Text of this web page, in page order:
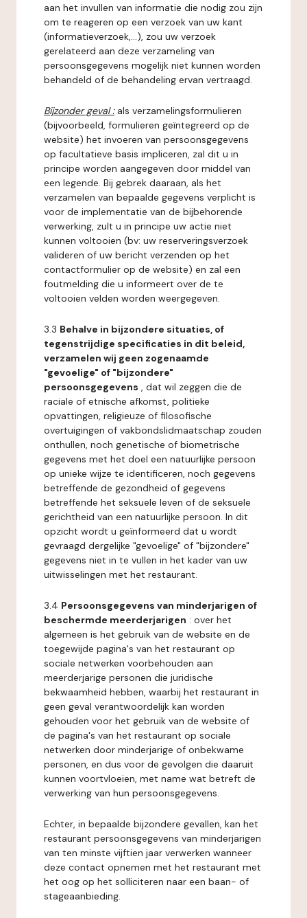
aan het invullen van informatie die nodig zou zijn
om te reageren op een verzoek van uw kant
(informatieverzoek,...), zou uw verzoek
gerelateerd aan deze verzameling van
persoonsgegevens mogelijk niet kunnen worden
behandeld of de behandeling ervan vertraagd.
Bijzonder geval : als verzamelingsformulieren
(bijvoorbeeld, formulieren geïntegreerd op de
website) het invoeren van persoonsgegevens
op facultatieve basis impliceren, zal dit u in
principe worden aangegeven door middel van
een legende. Bij gebrek daaraan, als het
verzamelen van bepaalde gegevens verplicht is
voor de implementatie van de bijbehorende
verwerking, zult u in principe uw actie niet
kunnen voltooien (bv: uw reserveringsverzoek
valideren of uw bericht verzenden op het
contactformulier op de website) en zal een
foutmelding die u informeert over de te
voltooien velden worden weergegeven.
3.3 Behalve in bijzondere situaties, of
tegenstrijdige specificaties in dit beleid,
verzamelen wij geen zogenaamde
"gevoelige" of "bijzondere"
persoonsgegevens , dat wil zeggen die de
raciale of etnische afkomst, politieke
opvattingen, religieuze of filosofische
overtuigingen of vakbondslidmaatschap zouden
onthullen, noch genetische of biometrische
gegevens met het doel een natuurlijke persoon
op unieke wijze te identificeren, noch gegevens
betreffende de gezondheid of gegevens
betreffende het seksuele leven of de seksuele
gerichtheid van een natuurlijke persoon. In dit
opzicht wordt u geïnformeerd dat u wordt
gevraagd dergelijke "gevoelige" of "bijzondere"
gegevens niet in te vullen in het kader van uw
uitwisselingen met het restaurant.
3.4 Persoonsgegevens van minderjarigen of
beschermde meerderjarigen : over het
algemeen is het gebruik van de website en de
toegewijde pagina's van het restaurant op
sociale netwerken voorbehouden aan
meerderjarige personen die juridische
bekwaamheid hebben, waarbij het restaurant in
geen geval verantwoordelijk kan worden
gehouden voor het gebruik van de website of
de pagina's van het restaurant op sociale
netwerken door minderjarige of onbekwame
personen, en dus voor de gevolgen die daaruit
kunnen voortvloeien, met name wat betreft de
verwerking van hun persoonsgegevens.
Echter, in bepaalde bijzondere gevallen, kan het
restaurant persoonsgegevens van minderjarigen
van ten minste vijftien jaar verwerken wanneer
deze contact opnemen met het restaurant met
het oog op het solliciteren naar een baan- of
stageaanbieding.